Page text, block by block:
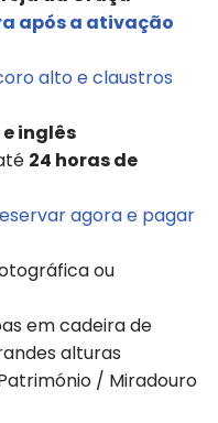
após a ativação
alto e claustros
inglês
24 horas de
agora e pagar
ou
em cadeira de
alturas
/ Miradouro